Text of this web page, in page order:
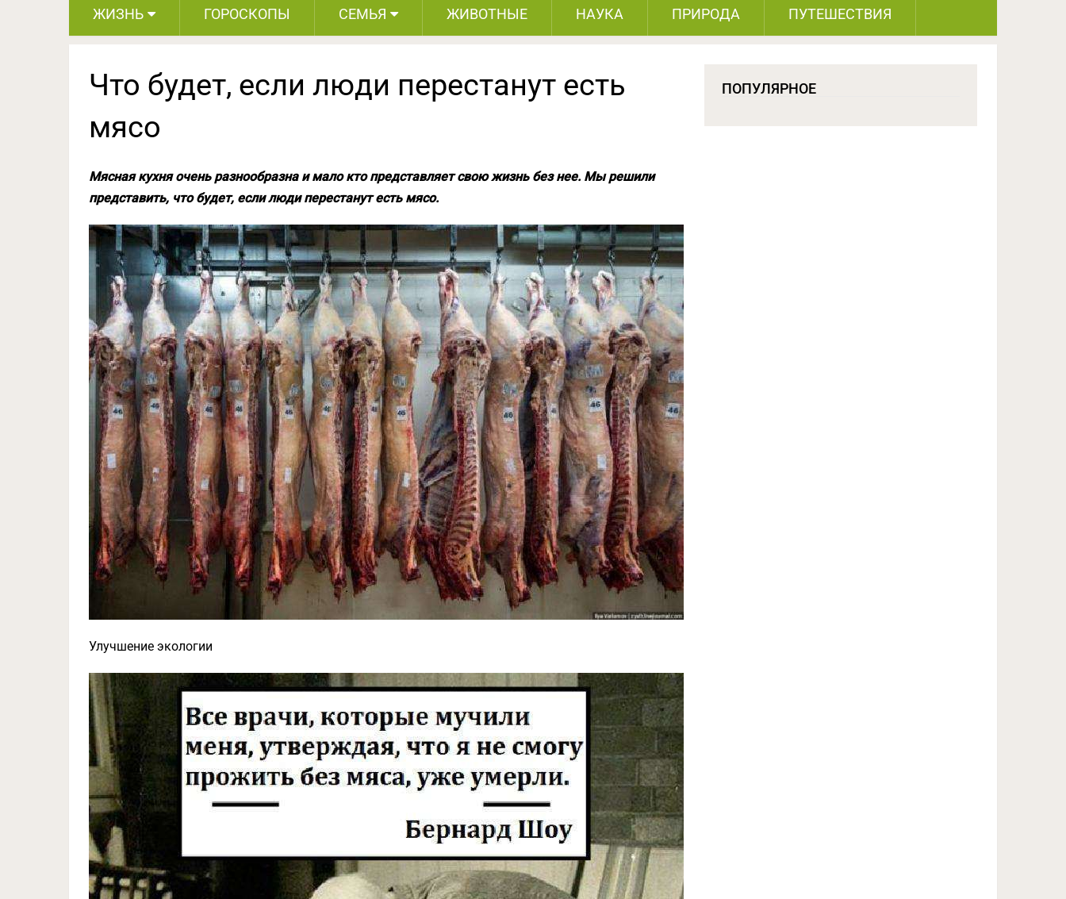
ЖИЗНЬ ГОРОСКОПЫ СЕМЬЯ ЖИВОТНЫЕ НАУКА ПРИРОДА ПУТЕШЕСТВИЯ
Что будет, если люди перестанут есть
мясо
Мясная кухня очень разнообразна и мало кто представляет свою жизнь без нее. Мы решили
представить, что будет, если люди перестанут есть мясо.
Улучшение экологии
ПОПУЛЯРНОЕ